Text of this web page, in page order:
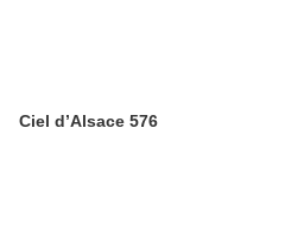
Ciel d’Alsace 576